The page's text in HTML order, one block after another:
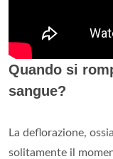
Quando si
sangue?
La deflorazione,
solitamente il